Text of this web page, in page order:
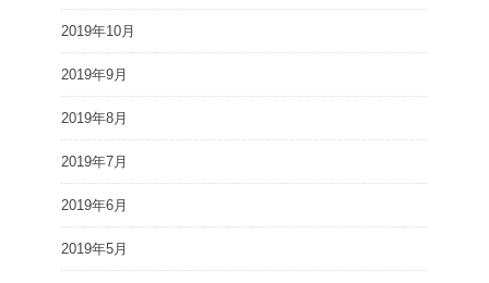
2019年10月
2019年9月
2019年8月
2019年7月
2019年6月
2019年5月